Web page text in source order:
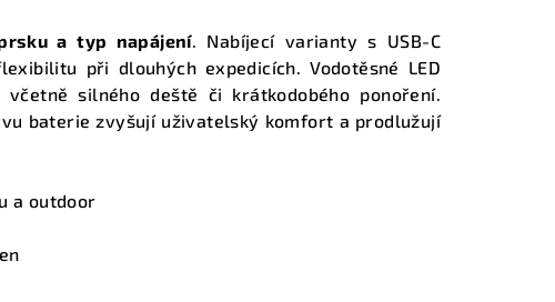
a typ napájení. Nabíjecí varianty s USB-C
při dlouhých expedicích. Vodotěsné LED
silného deště či krátkodobého ponoření.
baterie zvyšují uživatelský komfort a prodlužují
a outdoor